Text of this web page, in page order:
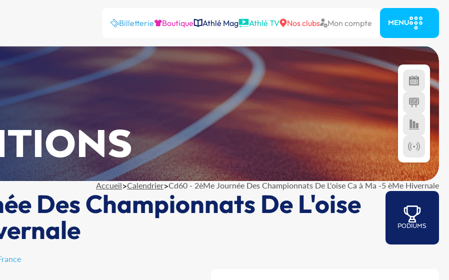
Billetterie Boutique Athlé Mag Athlé TV Nos clubs Mon compte MENU
Accueil>Calendrier>Cd60 - 2èMe Journée Des Championnats De L'oise Ca à Ma -5 èMe Hivernale
Des Championnats De L'oise
PODIUMS